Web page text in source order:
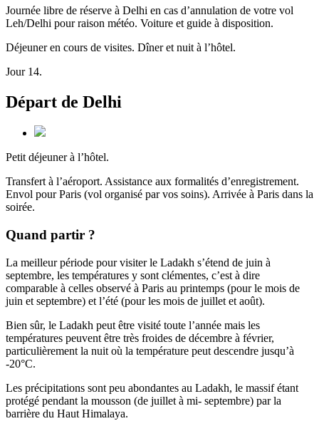
Journée libre de réserve à Delhi en cas d’annulation de votre vol
Leh/Delhi pour raison météo. Voiture et guide à disposition.
Déjeuner en cours de visites. Dîner et nuit à l’hôtel.
Jour 14.
Départ de Delhi
Petit déjeuner à l’hôtel.
Transfert à l’aéroport. Assistance aux formalités d’enregistrement.
Envol pour Paris (vol organisé par vos soins). Arrivée à Paris dans la
soirée.
Quand partir ?
La meilleur période pour visiter le Ladakh s’étend de juin à
septembre, les températures y sont clémentes, c’est à dire
comparable à celles observé à Paris au printemps (pour le mois de
juin et septembre) et l’été (pour les mois de juillet et août).
Bien sûr, le Ladakh peut être visité toute l’année mais les
températures peuvent être très froides de décembre à février,
particulièrement la nuit où la température peut descendre jusqu’à
-20°C.
Les précipitations sont peu abondantes au Ladakh, le massif étant
protégé pendant la mousson (de juillet à mi- septembre) par la
barrière du Haut Himalaya.